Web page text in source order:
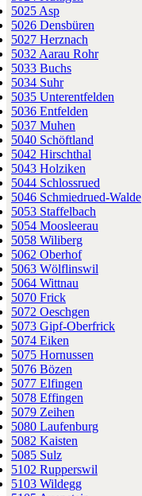
5025 Asp
5026 Densbüren
5027 Herznach
5032 Aarau Rohr
5033 Buchs
5034 Suhr
5035 Unterentfelden
5036 Entfelden
5037 Muhen
5040 Schöftland
5042 Hirschthal
5043 Holziken
5044 Schlossrued
5046 Schmiedrued-Walde
5053 Staffelbach
5054 Moosleerau
5058 Wiliberg
5062 Oberhof
5063 Wölflinswil
5064 Wittnau
5070 Frick
5072 Oeschgen
5073 Gipf-Oberfrick
5074 Eiken
5075 Hornussen
5076 Bözen
5077 Elfingen
5078 Effingen
5079 Zeihen
5080 Laufenburg
5082 Kaisten
5085 Sulz
5102 Rupperswil
5103 Wildegg